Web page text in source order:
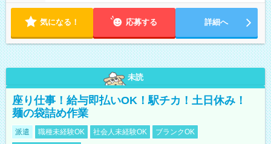
気になる！ 応募する 詳細へ
未読
座り仕事！給与即払いOK！駅チカ！土日休み！
麺の袋詰め作業
派遣 職種未経験OK 社会人未経験OK
ブランクOK